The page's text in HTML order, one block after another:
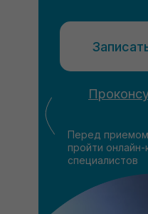
Перед
пройти
специалистов